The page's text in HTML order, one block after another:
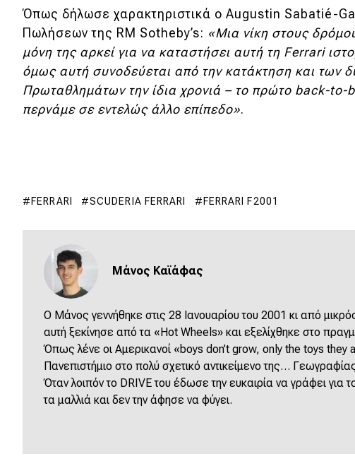
Όπως δήλωσε χαρακτηριστικά ο Augustin Sabatié-
Πωλήσεων της RM Sotheby’s: «Μια νίκη στους
μόνη της αρκεί για να καταστήσει αυτή τη Ferrari
όμως αυτή συνοδεύεται από την κατάκτηση και των
Πρωταθλημάτων την ίδια χρονιά – το πρώτο back-to-
περνάμε σε εντελώς άλλο επίπεδο».
FERRARI SCUDERIA FERRARI FERRARI F2001
Μάνος Καϊάφας
Ο Μάνος γεννήθηκε στις 28 Ιανουαρίου του 2001 κι από
αυτή ξεκίνησε από τα «Hot Wheels» και εξελίχθηκε στο
Όπως λένε οι Αμερικανοί «boys don’t grow, only the toys they
Πανεπιστήμιο στο πολύ σχετικό αντικείμενο της…
Όταν λοιπόν το DRIVE του έδωσε την ευκαιρία να γράφει
τα μαλλιά και δεν την άφησε να φύγει.